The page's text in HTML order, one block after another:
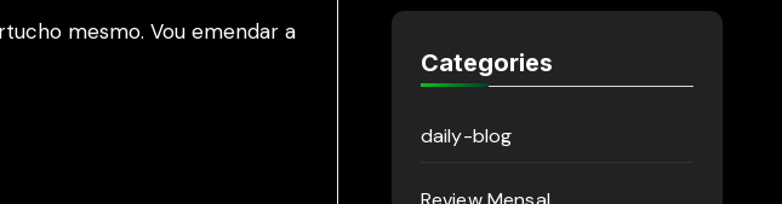
mesmo. Vou emendar a
Categories
daily-blog